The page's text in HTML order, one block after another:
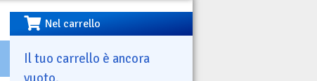
Nel carrello
Il tuo carrello è ancora
vuoto.